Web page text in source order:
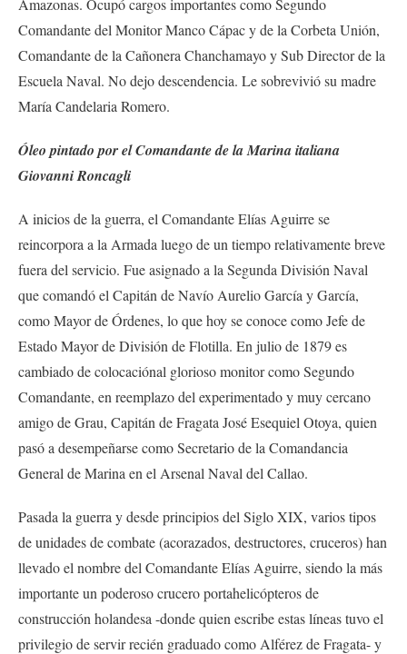
Amazonas. Ocupó cargos importantes como Segundo
Comandante del Monitor Manco Cápac y de la Corbeta Unión,
Comandante de la Cañonera Chanchamayo y Sub Director de la
Escuela Naval. No dejo descendencia. Le sobrevivió su madre
María Candelaria Romero.
Óleo pintado por el Comandante de la Marina italiana
Giovanni Roncagli
A inicios de la guerra, el Comandante Elías Aguirre se
reincorpora a la Armada luego de un tiempo relativamente breve
fuera del servicio. Fue asignado a la Segunda División Naval
que comandó el Capitán de Navío Aurelio García y García,
como Mayor de Órdenes, lo que hoy se conoce como Jefe de
Estado Mayor de División de Flotilla. En julio de 1879 es
cambiado de colocaciónal glorioso monitor como Segundo
Comandante, en reemplazo del experimentado y muy cercano
amigo de Grau, Capitán de Fragata José Esequiel Otoya, quien
pasó a desempeñarse como Secretario de la Comandancia
General de Marina en el Arsenal Naval del Callao.
Pasada la guerra y desde principios del Siglo XIX, varios tipos
de unidades de combate (acorazados, destructores, cruceros) han
llevado el nombre del Comandante Elías Aguirre, siendo la más
importante un poderoso crucero portahelicópteros de
construcción holandesa -donde quien escribe estas líneas tuvo el
privilegio de servir recién graduado como Alférez de Fragata- y